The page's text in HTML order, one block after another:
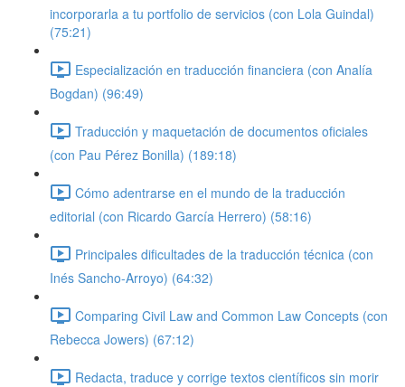
incorporarla a tu portfolio de servicios (con Lola Guindal)
(75:21)
Especialización en traducción financiera (con Analía
Bogdan) (96:49)
Traducción y maquetación de documentos oficiales
(con Pau Pérez Bonilla) (189:18)
Cómo adentrarse en el mundo de la traducción
editorial (con Ricardo García Herrero) (58:16)
Principales dificultades de la traducción técnica (con
Inés Sancho-Arroyo) (64:32)
Comparing Civil Law and Common Law Concepts (con
Rebecca Jowers) (67:12)
Redacta, traduce y corrige textos científicos sin morir